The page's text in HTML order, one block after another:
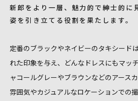
新郎をより一層、魅力的で紳士的に
姿を引き立てる役割を果たします。
定番のブラックやネイビーのタキシード
れた印象を与え、どんなドレスにもマッ
ャコールグレーやブラウンなどのアース
雰囲気やカジュアルなロケーションでの